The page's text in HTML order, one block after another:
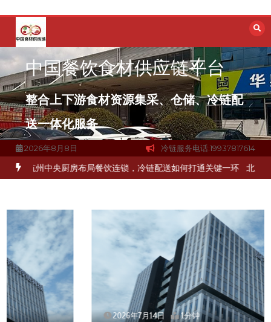
容
中国餐饮食材供应链平台
整合上下游食材资源集采、仓储、冷链配
送一体化服务
2026年8月8日 冷链服务电话:19937817614
冻品食材流通难题？ 杭州中央厨房布局餐饮连锁，冷链配送如何打
2026年7月14日 1分钟